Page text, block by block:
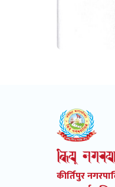
कीर्तिपुर